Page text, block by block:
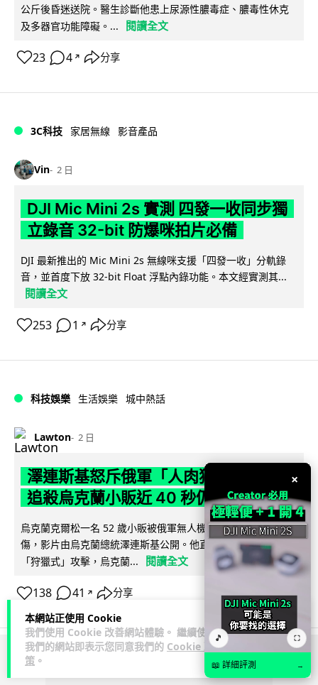
本網站正使用 Cookie
我們使用 Cookie 改善網站體驗。 繼續使用
我們的網站即表示您同意我們的 Cookie 政
策 。
公斤後昏迷送院。醫生診斷他患上尿源性膿毒症、膿毒性休克
及多器官功能障礙。...
閱讀全文
23 4 ↗ 分享
3C科技 家居無線 影音產品
Vin 2 日
DJI Mic Mini 2s 實測 四發一收同步獨
立錄音 32-bit 防爆咪拍片必備
DJI 最新推出的 Mic Mini 2s 無線咪支援「四發一收」分軌錄
音，並首度下放 32-bit Float 浮點內錄功能。本文經實測其...
閱讀全文
253 1 ↗ 分享
科技娛樂 生活娛樂 城中熱話
Lawton 2 日
澤連斯基怒斥俄軍「人肉狩獵」 無人機
追殺烏克蘭小販近 40 秒仍被炸傷
烏克蘭克爾松一名 52 歲小販被俄軍無人機追擊近 40 秒後被炸
傷，影片由烏克蘭總統澤連斯基公開。他直斥俄軍對平民進行
「狩獵式」攻擊，烏克蘭...
閱讀全文
138 41 ↗ 分享
×
🎵 ⛶
📖 詳細評測 →